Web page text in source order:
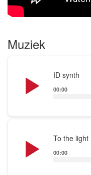
Muziek
ID synth
Player
00:00
To the light
Player
00:00